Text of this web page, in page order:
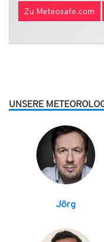
Zu Meteosafe.com
UNSERE
Jörg